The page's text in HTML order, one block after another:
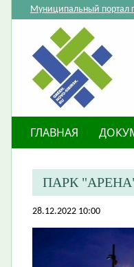
Муниципальный портал
ГЛАВНАЯ
ПАРК
28.12.2022 10:00